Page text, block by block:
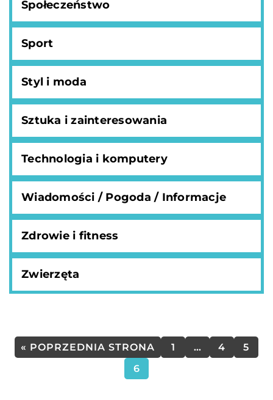
Społeczeństwo
Sport
Styl i moda
Sztuka i zainteresowania
Technologia i komputery
Wiadomości / Pogoda / Informacje
Zdrowie i fitness
Zwierzęta
« POPRZEDNIA STRONA 1 … 4
5
6